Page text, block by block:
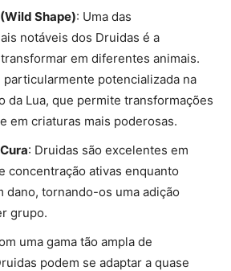
Shape): Uma das
notáveis dos Druidas é a
em diferentes animais.
particularmente potencializada na
da Lua, que permite transformações
em criaturas mais poderosas.
: Druidas são excelentes em
concentração ativas enquanto
dano, tornando-os uma adição
grupo.
uma gama tão ampla de
podem se adaptar a quase